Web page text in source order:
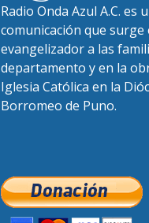
Radio Onda Azul A.C. es
comunicación que surge
evangelizador a las
departamento y en la
Iglesia Católica en la
Borromeo de Puno.